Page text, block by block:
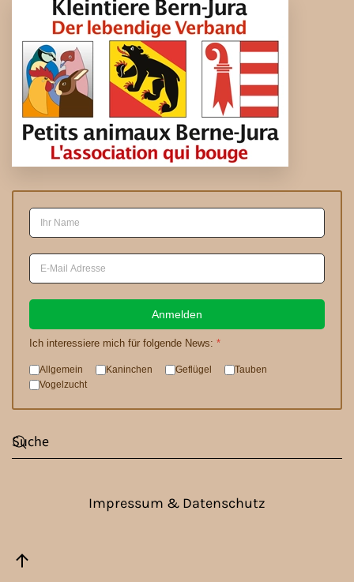
Anmelden
Ich interessiere mich für folgende News: *
Allgemein Kaninchen Geflügel
Tauben
Vogelzucht
Impressum & Datenschutz